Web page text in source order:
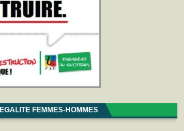
EGALITE FEMMES-HOMMES